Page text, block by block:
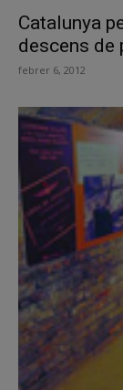
Catalunya
descens de
febrer 6, 2012